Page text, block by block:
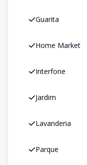
Guarita
Home Market
Interfone
Jardim
Lavanderia
Parque